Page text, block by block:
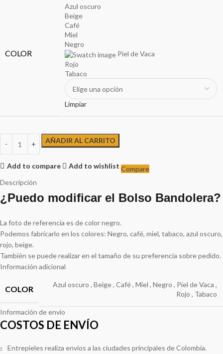
COLOR
Azul oscuro
Beige
Café
Miel
Negro
Piel de Vaca
Rojo
Tabaco
Limpiar
AÑADIR AL CARRITO
Add to compare Add to wishlist Compare
Descripción
¿Puedo modificar el Bolso Bandolera?
La foto de referencia es de color negro.
Podemos fabricarlo en los colores: Negro, café, miel, tabaco, azul oscuro,
rojo, beige.
También se puede realizar en el tamaño de su preferencia sobre pedido.
Información adicional
COLOR Azul oscuro , Beige, Café, Miel , Negro , Piel de Vaca ,
Rojo , Tabaco
Información de envío
COSTOS DE ENVÍO
Entrepieles realiza envíos a las ciudades principales de Colombia.